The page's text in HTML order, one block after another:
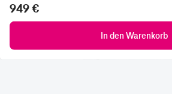
949 €
In den Warenkorb